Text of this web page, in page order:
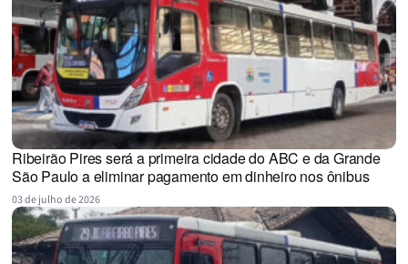
Ribeirão Pires será a primeira cidade do ABC e da Grande
São Paulo a eliminar pagamento em dinheiro nos ônibus
03 de julho de 2026